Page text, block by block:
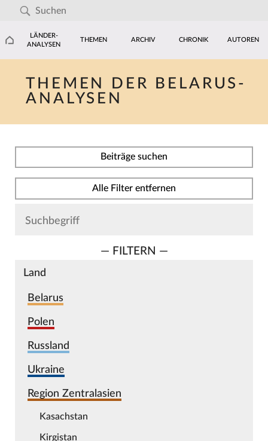
LÄNDER-
ANALYSEN
THEMEN ARCHIV CHRONIK AUTOREN
THEMEN DER BELARUS-
ANALYSEN
Beiträge suchen
Alle Filter entfernen
— FILTERN —
Land
Belarus
Polen
Russland
Ukraine
Region Zentralasien
Kasachstan
Kirgistan